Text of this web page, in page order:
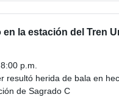
la estación del Tren
p.m.
resultó herida de bala en
de Sagrado C